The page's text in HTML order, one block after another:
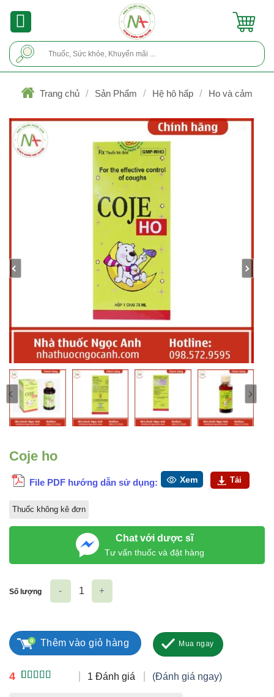
Trang chủ / Sản Phẩm / Hệ hô hấp / Ho và cảm
Coje ho
File PDF hướng dẫn sử dụng: Xem Tải
Thuốc không kê đơn
Chat với dược sĩ
Tư vấn thuốc và đặt hàng
4 1 Đánh giá (Đánh giá ngay)
Số lượng
Thêm vào giỏ hàng Mua ngay